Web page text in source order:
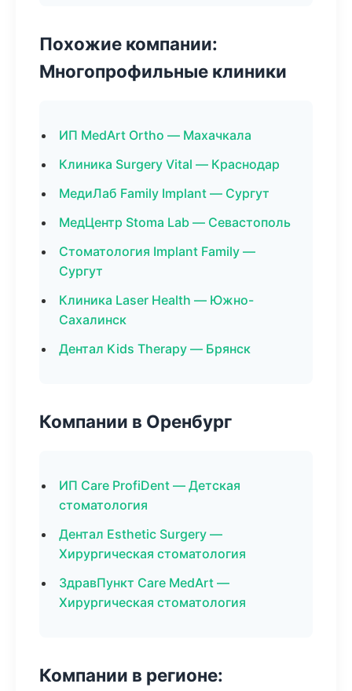
Похожие компании:
Многопрофильные клиники
ИП MedArt Ortho — Махачкала
Клиника Surgery Vital — Краснодар
МедиЛаб Family Implant — Сургут
МедЦентр Stoma Lab — Севастополь
Стоматология Implant Family —
Сургут
Клиника Laser Health — Южно-
Сахалинск
Дентал Kids Therapy — Брянск
Компании в Оренбург
ИП Care ProfiDent — Детская
стоматология
Дентал Esthetic Surgery —
Хирургическая стоматология
ЗдравПункт Care MedArt —
Хирургическая стоматология
Компании в регионе: